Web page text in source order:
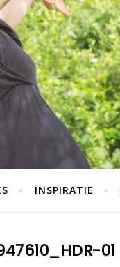
INSPIRATIE
01